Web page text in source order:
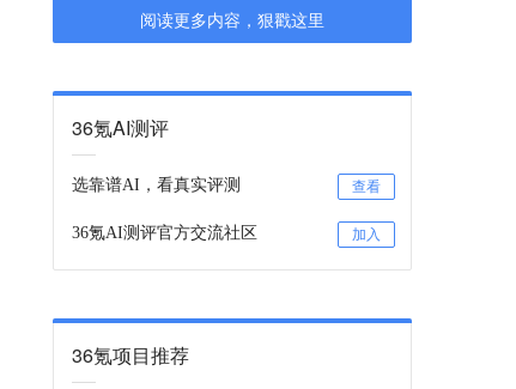
阅读更多内容，狠戳这里
36氪AI测评
选靠谱AI，看真实评测 查看
36氪AI测评官方交流社区 加入
36氪项目推荐